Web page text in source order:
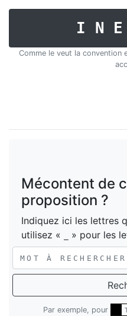
Comme le veut la convention
Mécontent de
proposition ?
Indiquez ici les lettres
utilisez «
» pour les
Par exemple, pour